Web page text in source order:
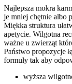
Najlepsza mokra
je mniej chętnie albo
Miękka struktura
apetycie. Wilgotna
ważne u zwierząt
Państwo propozycje
formuły tak aby
wyższa